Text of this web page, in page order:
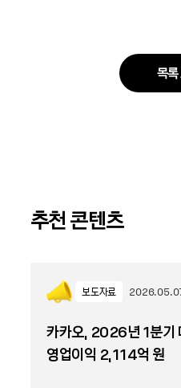
목
추천 콘텐츠
보도자료
카카오, 2026년 1분기
영업이익 2,114억 원